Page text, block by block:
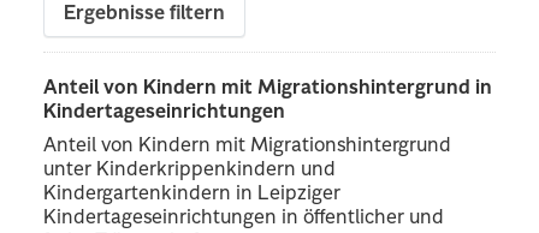
Ergebnisse filtern
Anteil von Kindern mit Migrationshintergrund in
Kindertageseinrichtungen
Anteil von Kindern mit Migrationshintergrund
unter Kinderkrippenkindern und
Kindergartenkindern in Leipziger
Kindertageseinrichtungen in öffentlicher und